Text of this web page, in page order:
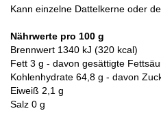
Kann einzelne Dattelkerne oder
Nährwerte pro 100 g
Brennwert 1340 kJ (320 kcal)
Fett 3 g - davon gesättigte
Kohlenhydrate 64,8 g - davon
Eiweiß 2,1 g
Salz 0 g